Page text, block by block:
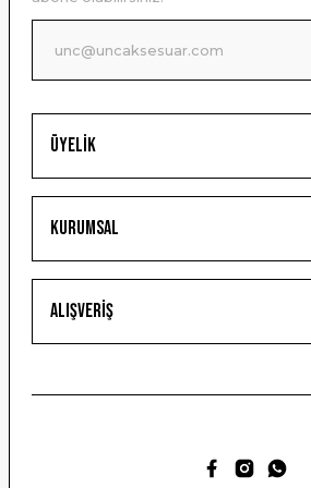
Ürün fiyatı diğer sitelerden daha pahalı.
Bu ürüne benzer farklı alternatifler olmalı.
Gönder
Üyelik
Kurumsal
Alışveriş